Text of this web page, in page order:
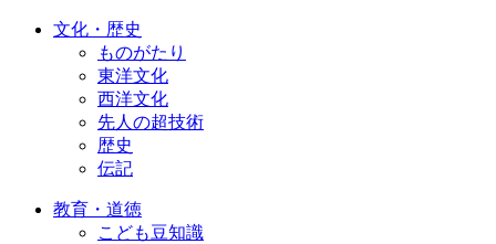
文化・歴史
ものがたり
東洋文化
西洋文化
先人の超技術
歴史
伝記
教育・道徳
こども豆知識